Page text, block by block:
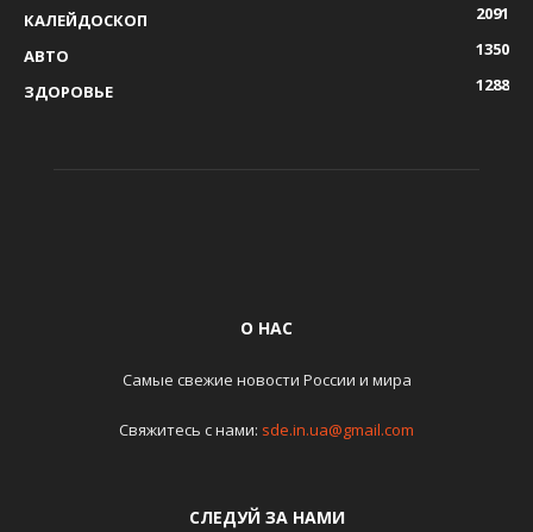
КАЛЕЙДОСКОП
2091
АВТО
1350
ЗДОРОВЬЕ
1288
О НАС
Самые свежие новости России и мира
Свяжитесь с нами: sde.in.ua@gmail.com
СЛЕДУЙ ЗА НАМИ